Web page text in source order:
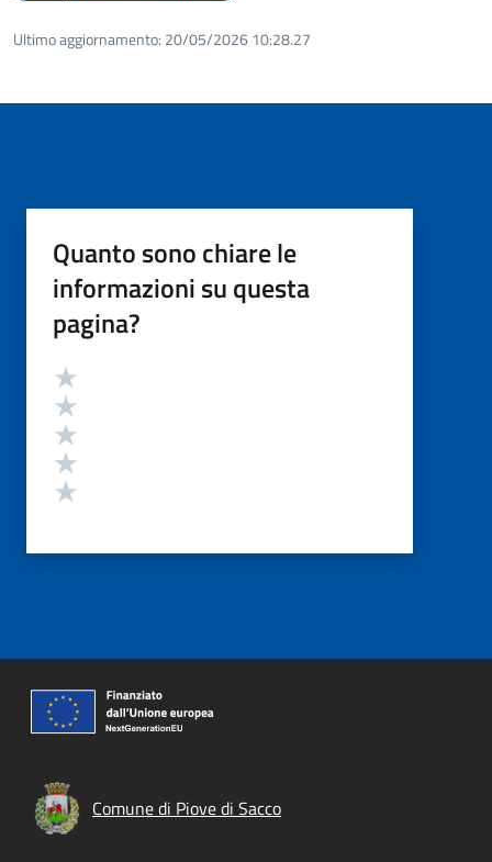
Ultimo aggiornamento: 20/05/2026 10:28.27
Quanto sono chiare le
informazioni su questa
pagina?
Valutazione
Comune di Piove di Sacco